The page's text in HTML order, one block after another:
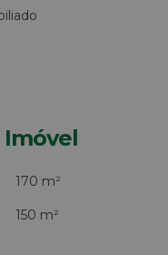
Imóvel
170 m²
150 m²